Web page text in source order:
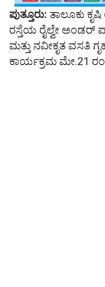
ಪುತ್ತೂರು: ತಾಲೂಕು
ರಸ್ತೆಯ ರೈಲ್ವೇ ಅಂಡರ್
ಮತ್ತು ನವೀಕೃತ ವಸತಿ
ಕಾರ್ಯಕ್ರಮ ಮೇ.21